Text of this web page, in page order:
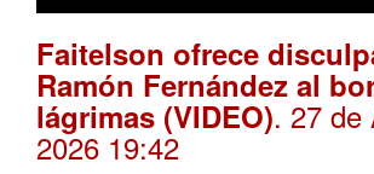
Faitelson ofrece
Ramón Fernández al
lágrimas (VIDEO). 27 de
2026 19:42